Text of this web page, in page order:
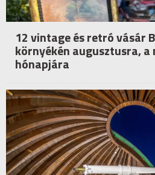
12 vintage és retró vásár
környékén augusztusra,
hónapjára